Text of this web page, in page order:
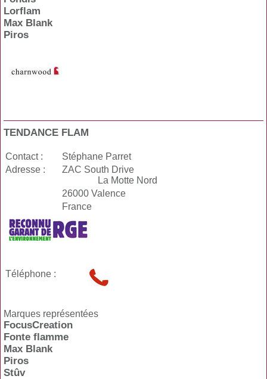
Lorflam
Max Blank
Piros
TENDANCE FLAM
Contact :
Stéphane Parret
Adresse :
ZAC South Drive
La Motte Nord
26000 Valence
France
Téléphone :
Marques représentées
FocusCreation
Fonte flamme
Max Blank
Piros
Stûv